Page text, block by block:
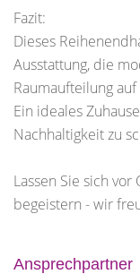
Fazit:
Dieses
Ausstattung, die
Raumaufteilung
Ein ideales
Nachhaltigkeit zu
Lassen Sie sich
begeistern - wir
Ansprechpartner